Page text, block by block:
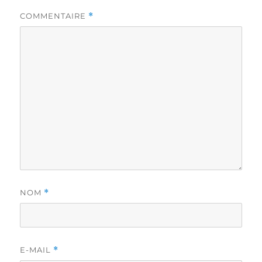
COMMENTAIRE *
NOM *
E-MAIL *